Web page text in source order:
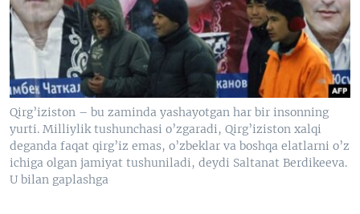
VIDEO
XABARLAR SURATLARDA
ODNOKLASSNIKI
TELEGRAM
TWITTER
SOUNDCLOUD
VOA
Qirg’iziston – bu zaminda yashayotgan har bir insonning
yurti. Milliylik tushunchasi o’zgaradi, Qirg’iziston xalqi
deganda faqat qirg’iz emas, o’zbeklar va boshqa elatlarni o’z
ichiga olgan jamiyat tushuniladi, deydi Saltanat Berdikeeva.
U bilan gaplashga